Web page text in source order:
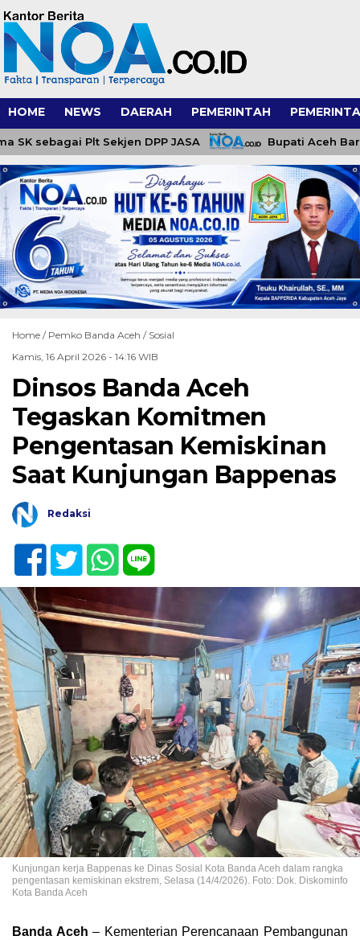
HOME NEWS DAERAH PEMERINTAH
sebagai Plt Sekjen DPP JASA Bupati Aceh Barat
Home / Pemko Banda Aceh / Sosial
Kamis, 16 April 2026 - 14:16 WIB
Dinsos Banda Aceh
Tegaskan Komitmen
Pengentasan Kemiskinan
Saat Kunjungan Bappenas
Redaksi
Kunjungan kerja Bappenas ke Dinas Sosial Kota Banda Aceh dalam rangka
pengentasan kemiskinan ekstrem, Selasa (14/4/2026). Foto: Dok. Diskominfo
Kota Banda Aceh
Banda Aceh – Kementerian Perencanaan Pembangunan